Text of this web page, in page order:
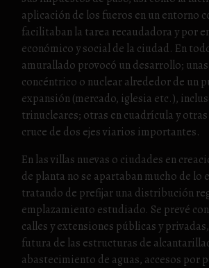
aplicación de los fueros en un entorno
facilitaban la tarea recaudadora y por
económico y social de la ciudad. En
amurallado provocó un desarrollo; unas
concéntrico o nuclear alrededor de un
expansión (mercado, iglesia etc.),
trinucleares; otras en cuadrícula y
cruce de dos ejes viarios importantes.
En las villas nuevas o ciudades en
de planta no se apartaban mucho de lo
tratando de prefijar una distribución
emplazamiento estudiado. Se prevé
calles y extensiones públicas y
futura de las estructuras de
abastecimiento de aguas, accesos por